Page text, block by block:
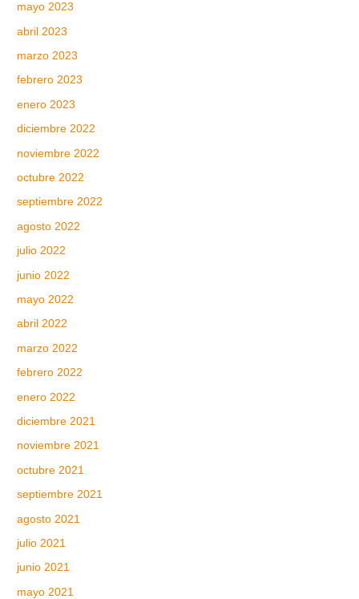
mayo 2023
abril 2023
marzo 2023
febrero 2023
enero 2023
diciembre 2022
noviembre 2022
octubre 2022
septiembre 2022
agosto 2022
julio 2022
junio 2022
mayo 2022
abril 2022
marzo 2022
febrero 2022
enero 2022
diciembre 2021
noviembre 2021
octubre 2021
septiembre 2021
agosto 2021
julio 2021
junio 2021
mayo 2021